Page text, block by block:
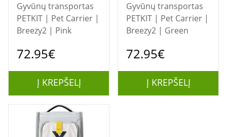
Gyvūnų transportas
PETKIT | Pet Carrier |
Breezy2 | Pink
72.95€
Į KREPŠELĮ
Gyvūnų transportas
PETKIT | Pet Carrier |
Breezy2 | Green
72.95€
Į KREPŠELĮ